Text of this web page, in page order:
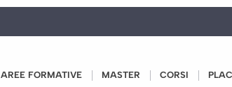
AREE FORMATIVE MASTER CORSI